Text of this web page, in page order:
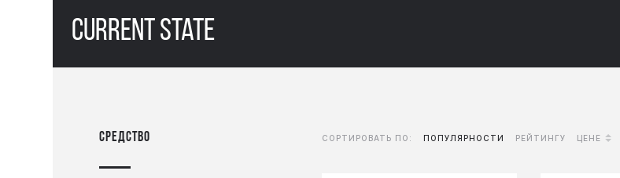
Current State
Средство СОРТИРОВАТЬ ПО: ПОПУЛЯРНОСТИ РЕЙТИНГУ ЦЕНЕ